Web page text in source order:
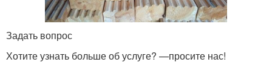
Задать вопрос
Хотите узнать больше об услуге? —просите нас!